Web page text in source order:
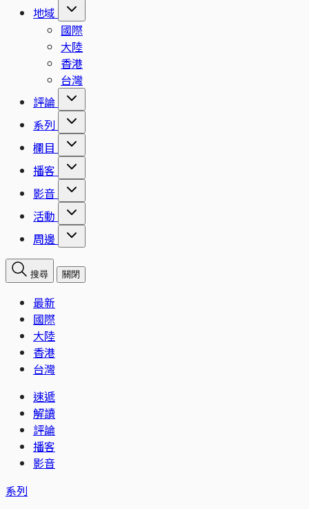
地域
國際
大陸
香港
台灣
評論
系列
欄目
播客
影音
活動
周邊
搜尋 關閉
最新
國際
大陸
香港
台灣
速遞
解讀
評論
播客
影音
系列